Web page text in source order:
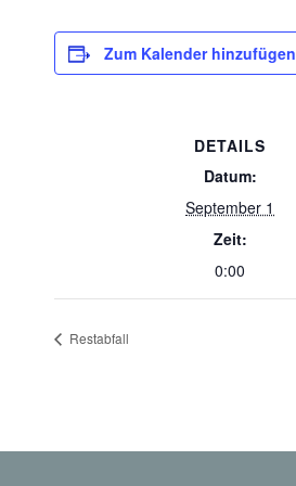
Zum Kalender hinzufügen
DETAILS
Datum:
September 1
Zeit:
0:00
Restabfall